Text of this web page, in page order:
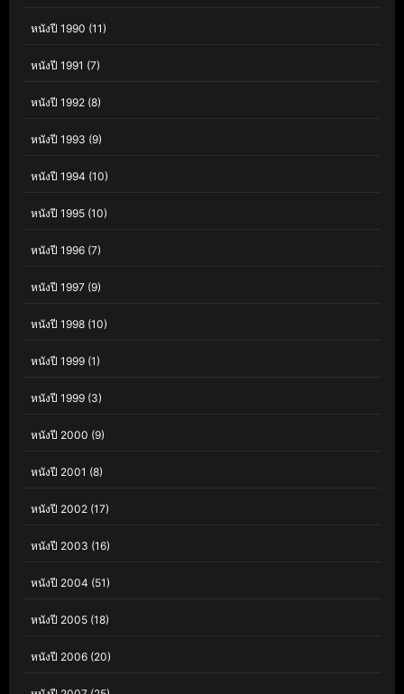
หนังปี 1990 (11)
หนังปี 1991 (7)
หนังปี 1992 (8)
หนังปี 1993 (9)
หนังปี 1994 (10)
หนังปี 1995 (10)
หนังปี 1996 (7)
หนังปี 1997 (9)
หนังปี 1998 (10)
หนังปี 1999 (1)
หนังปี 1999 (3)
หนังปี 2000 (9)
หนังปี 2001 (8)
หนังปี 2002 (17)
หนังปี 2003 (16)
หนังปี 2004 (51)
หนังปี 2005 (18)
หนังปี 2006 (20)